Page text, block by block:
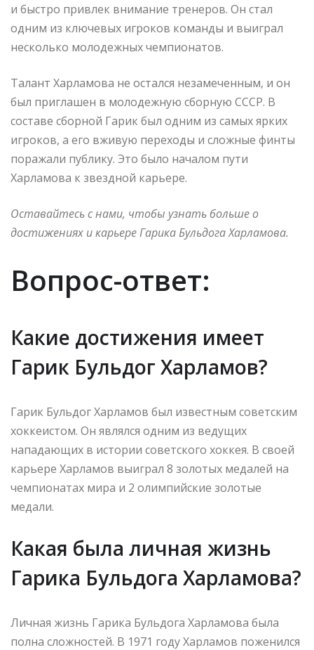
и быстро привлек внимание тренеров. Он стал
одним из ключевых игроков команды и выиграл
несколько молодежных чемпионатов.
Талант Харламова не остался незамеченным, и он
был приглашен в молодежную сборную СССР. В
составе сборной Гарик был одним из самых ярких
игроков, а его вживую переходы и сложные финты
поражали публику. Это было началом пути
Харламова к звездной карьере.
Оставайтесь с нами, чтобы узнать больше о
достижениях и карьере Гарика Бульдога Харламова.
Вопрос-ответ:
Какие достижения имеет
Гарик Бульдог Харламов?
Гарик Бульдог Харламов был известным советским
хоккеистом. Он являлся одним из ведущих
нападающих в истории советского хоккея. В своей
карьере Харламов выиграл 8 золотых медалей на
чемпионатах мира и 2 олимпийские золотые
медали.
Какая была личная жизнь
Гарика Бульдога Харламова?
Личная жизнь Гарика Бульдога Харламова была
полна сложностей. В 1971 году Харламов поженился